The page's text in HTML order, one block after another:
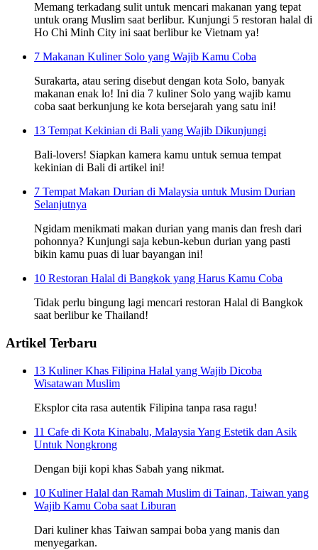
Memang terkadang sulit untuk mencari makanan yang tepat
untuk orang Muslim saat berlibur. Kunjungi 5 restoran halal di
Ho Chi Minh City ini saat berlibur ke Vietnam ya!
7 Makanan Kuliner Solo yang Wajib Kamu Coba
Surakarta, atau sering disebut dengan kota Solo, banyak
makanan enak lo! Ini dia 7 kuliner Solo yang wajib kamu
coba saat berkunjung ke kota bersejarah yang satu ini!
13 Tempat Kekinian di Bali yang Wajib Dikunjungi
Bali-lovers! Siapkan kamera kamu untuk semua tempat
kekinian di Bali di artikel ini!
7 Tempat Makan Durian di Malaysia untuk Musim Durian
Selanjutnya
Ngidam menikmati makan durian yang manis dan fresh dari
pohonnya? Kunjungi saja kebun-kebun durian yang pasti
bikin kamu puas di luar bayangan ini!
10 Restoran Halal di Bangkok yang Harus Kamu Coba
Tidak perlu bingung lagi mencari restoran Halal di Bangkok
saat berlibur ke Thailand!
Artikel Terbaru
13 Kuliner Khas Filipina Halal yang Wajib Dicoba
Wisatawan Muslim
Eksplor cita rasa autentik Filipina tanpa rasa ragu!
11 Cafe di Kota Kinabalu, Malaysia Yang Estetik dan Asik
Untuk Nongkrong
Dengan biji kopi khas Sabah yang nikmat.
10 Kuliner Halal dan Ramah Muslim di Tainan, Taiwan yang
Wajib Kamu Coba saat Liburan
Dari kuliner khas Taiwan sampai boba yang manis dan
menyegarkan.